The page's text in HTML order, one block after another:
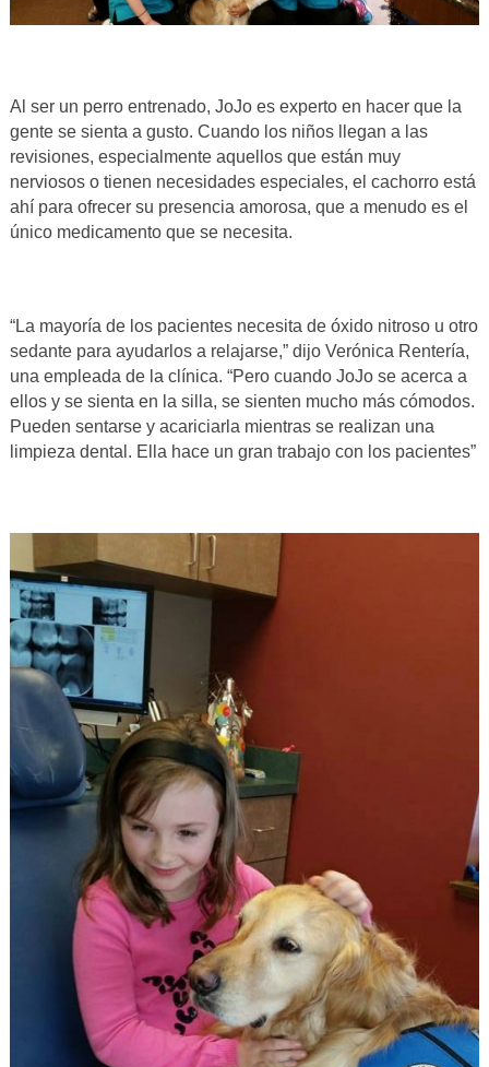
Al ser un perro entrenado, JoJo es experto en hacer que la
gente se sienta a gusto. Cuando los niños llegan a las
revisiones, especialmente aquellos que están muy
nerviosos o tienen necesidades especiales, el cachorro está
ahí para ofrecer su presencia amorosa, que a menudo es el
único medicamento que se necesita.
“La mayoría de los pacientes necesita de óxido nitroso u otro
sedante para ayudarlos a relajarse,” dijo Verónica Rentería,
una empleada de la clínica. “Pero cuando JoJo se acerca a
ellos y se sienta en la silla, se sienten mucho más cómodos.
Pueden sentarse y acariciarla mientras se realizan una
limpieza dental. Ella hace un gran trabajo con los pacientes”